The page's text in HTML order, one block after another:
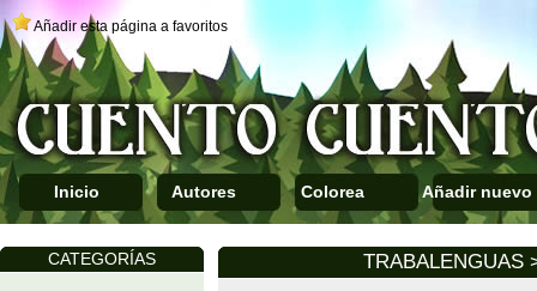
Añadir esta página a favoritos
Inicio Autores Colorea Añadir nuevo
CATEGORÍAS TRABALENGUAS